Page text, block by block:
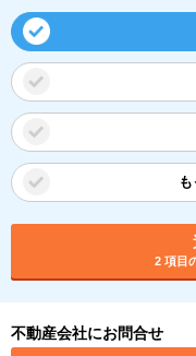
2 項目
不動産会社にお問合せ